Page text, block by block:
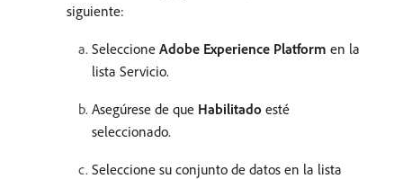
siguiente:
Seleccione Adobe Experience Platform en la
lista Servicio.
Asegúrese de que Habilitado esté
seleccionado.
Seleccione su conjunto de datos en la lista